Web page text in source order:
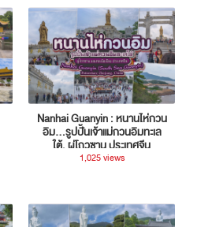
Nanhai Guanyin : หนานไห่กวน
อิม...รูปปั้นเจ้าแม่กวนอิมทะเล
ใต้, ผู่โถวซาน ประเทศจีน
1,025 views